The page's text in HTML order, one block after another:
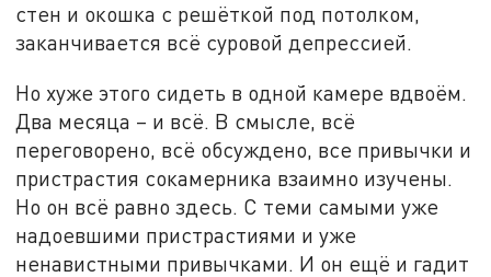
стен и окошка с решёткой под потолком,
заканчивается всё суровой депрессией.
Но хуже этого сидеть в одной камере вдвоём.
Два месяца – и всё. В смысле, всё
переговорено, всё обсуждено, все привычки и
пристрастия сокамерника взаимно изучены.
Но он всё равно здесь. С теми самыми уже
надоевшими пристрастиями и уже
ненавистными привычками. И он ещё и гадит